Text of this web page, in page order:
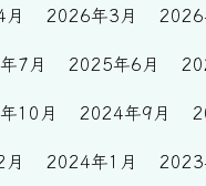
2026年3月 2026
7月 2025年6月
10月 2024年9月
2024年1月 2023